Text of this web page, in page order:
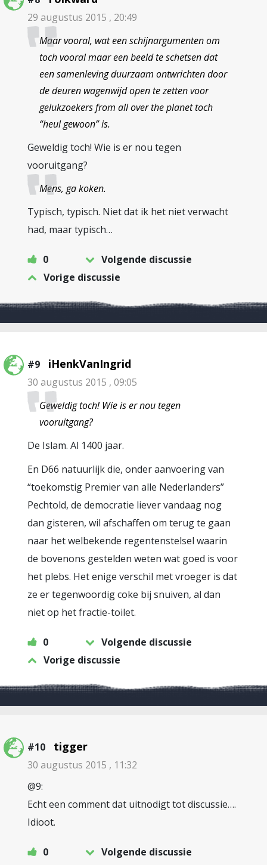
29 augustus 2015 , 20:49
Maar vooral, wat een schijnargumenten om
toch vooral maar een beeld te schetsen dat
een samenleving duurzaam ontwrichten door
de deuren wagenwijd open te zetten voor
gelukzoekers from all over the planet toch
“heul gewoon” is.
Geweldig toch! Wie is er nou tegen
vooruitgang?
Mens, ga koken.
Typisch, typisch. Niet dat ik het niet verwacht
had, maar typisch…
0
Volgende discussie
Vorige discussie
#9 iHenkVanIngrid
30 augustus 2015 , 09:05
Geweldig toch! Wie is er nou tegen
vooruitgang?
De Islam. Al 1400 jaar.
En D66 natuurlijk die, onder aanvoering van
“toekomstig Premier van alle Nederlanders”
Pechtold, de democratie liever vandaag nog
dan gisteren, wil afschaffen om terug te gaan
naar het welbekende regentenstelsel waarin
de bovenons gestelden weten wat goed is voor
het plebs. Het enige verschil met vroeger is dat
ze er tegenwoordig coke bij snuiven, al dan
niet op het fractie-toilet.
0
Volgende discussie
Vorige discussie
#10 tigger
30 augustus 2015 , 11:32
@9:
Echt een comment dat uitnodigt tot discussie….
Idioot.
0
Volgende discussie